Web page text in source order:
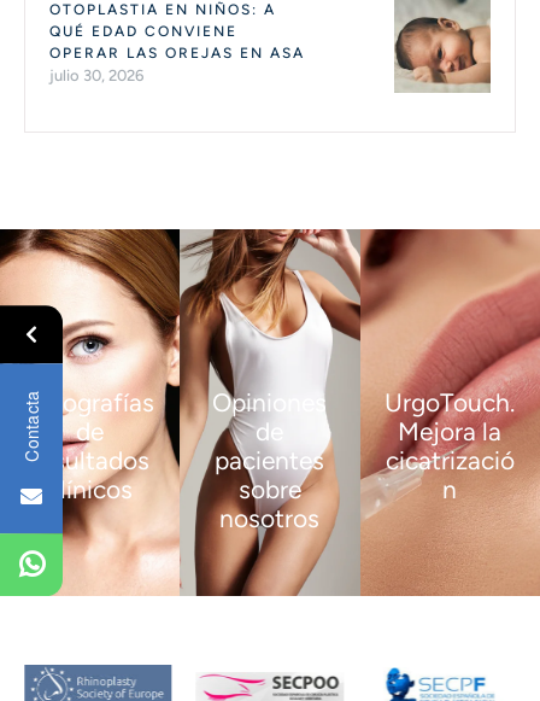
OTOPLASTIA EN NIÑOS: A
QUÉ EDAD CONVIENE
OPERAR LAS OREJAS EN ASA
julio 30, 2026
Contacta
Fotografías
de
resultados
clínicos
VER
MÁS
Opiniones
de
pacientes
sobre
nosotros
VER
MÁS
UrgoTouch.
Mejora la
cicatrizació
n
VER
MÁS